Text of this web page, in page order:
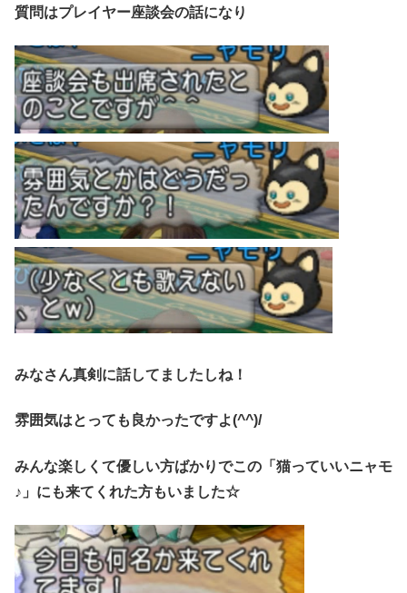
質問はプレイヤー座談会の話になり
みなさん真剣に話してましたしね！
雰囲気はとっても良かったですよ(^^)/
みんな楽しくて優しい方ばかりでこの「猫っていいニャモ
♪」にも来てくれた方もいました☆